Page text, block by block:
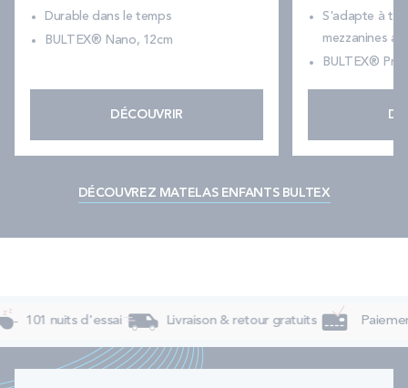
Durable dans le temps
BULTEX® Nano, 12cm
DÉCOUVRIR
S'adapte à
mezzanines
BULTEX®
DÉCOUVREZ MATELAS ENFANTS BULTEX
101 nuits d'essai Livraison & retour gratuits